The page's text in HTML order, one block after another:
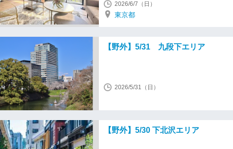
2026/6/7（日）
東京都
【野外】5/31 九段下エリア
2026/5/31（日）
【野外】5/30 下北沢エリア